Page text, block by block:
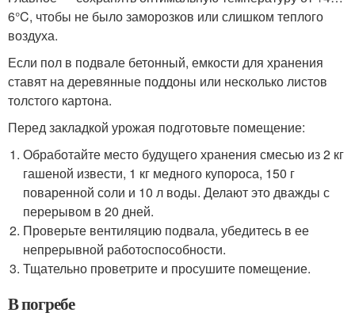
6°C, чтобы не было заморозков или слишком теплого
воздуха.
Если пол в подвале бетонный, емкости для хранения
ставят на деревянные поддоны или несколько листов
толстого картона.
Перед закладкой урожая подготовьте помещение:
Обработайте место будущего хранения смесью из 2 кг
гашеной извести, 1 кг медного купороса, 150 г
поваренной соли и 10 л воды. Делают это дважды с
перерывом в 20 дней.
Проверьте вентиляцию подвала, убедитесь в ее
непрерывной работоспособности.
Тщательно проветрите и просушите помещение.
В погребе